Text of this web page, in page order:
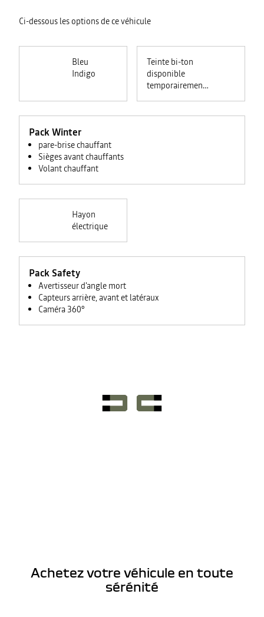
Ci-dessous les options de ce véhicule
Bleu
Indigo
Teinte bi-ton
disponible
temporairement
Pack Winter
pare-brise chauffant
Sièges avant chauffants
Volant chauffant
Hayon
électrique
Pack Safety
Avertisseur d'angle mort
Capteurs arrière, avant et latéraux
Caméra 360°
Achetez votre véhicule en toute
sérénité